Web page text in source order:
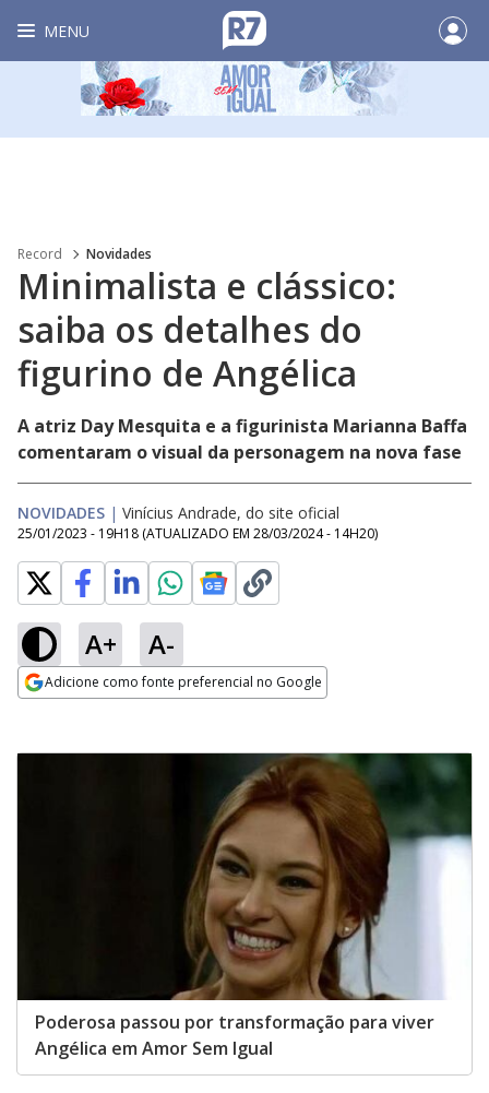
MENU
Record Novidades
Minimalista e clássico:
saiba os detalhes do
figurino de Angélica
A atriz Day Mesquita e a figurinista Marianna Baffa
comentaram o visual da personagem na nova fase
NOVIDADES | Vinícius Andrade, do site oficial
25/01/2023 - 19H18 (ATUALIZADO EM 28/03/2024 - 14H20)
A+ A-
Adicione como fonte preferencial no Google
Poderosa passou por transformação para viver
Angélica em Amor Sem Igual